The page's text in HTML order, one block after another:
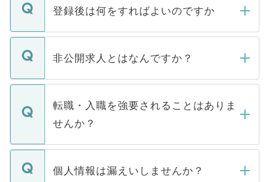
登録後は何をすればよいのですか
ご登録いただきましたら、弊社担当者がご
登録内容を確認し、その後メールもしくは
ます。通常、5営業日以内にはご連絡をせて
いただきますので、しばらくお待ちくださ
非公開求人とはなんですか？
マイナビDOCTORで取り扱っている求人の
うち約3割は、Webサイトからご覧いただ
けない「非公開求人」です。非公開求人は
下記の理由によって、一般には公開してい
ません。
■応募殺到を避けるため 人気のある医療機
転職・入職を強要されることはありま
せんか？
転職・入職を強要することは一切ありませ
ん。また、仮に応募先から内定をいただい
個人情報は漏えいしませんか？